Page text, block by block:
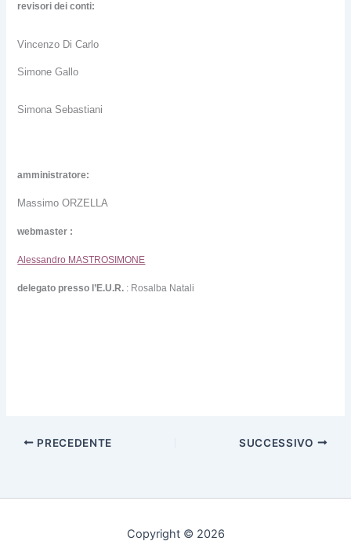
revisori dei conti:
Vincenzo Di Carlo
Simone Gallo
Simona Sebastiani
amministratore:
Massimo ORZELLA
webmaster :
Alessandro MASTROSIMONE
delegato presso l’E.U.R. : Rosalba Natali
PRECEDENTE SUCCESSIVO
Copyright © 2026